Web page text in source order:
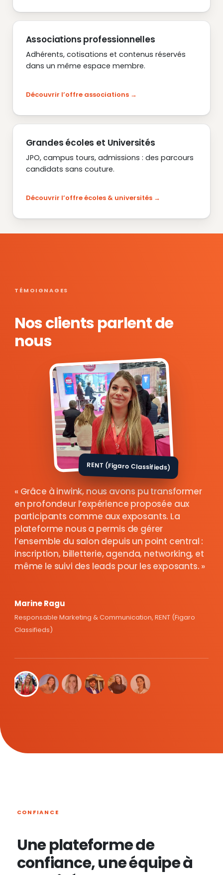
Associations professionnelles
Adhérents, cotisations et contenus réservés
dans un même espace membre.
Découvrir l’offre associations
Grandes écoles et Universités
JPO, campus tours, admissions : des parcours
candidats sans couture.
Découvrir l’offre écoles & universités
TÉMOIGNAGES
Nos clients parlent de
nous
RENT (Figaro Classifieds)
Grâce à inwink, nous avons pu transformer
en profondeur l’expérience proposée aux
participants comme aux exposants. La
plateforme nous a permis de gérer
l’ensemble du salon depuis un point central :
inscription, billetterie, agenda, networking, et
même le suivi des leads pour les exposants.
Marine Ragu
Responsable Marketing & Communication, RENT (Figaro
Classifieds)
CONFIANCE
Une plateforme de
confiance, une équipe à